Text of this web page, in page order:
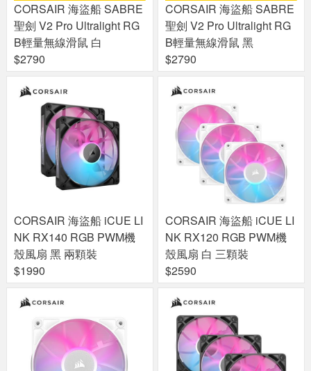
CORSAIR 海盜船 SABRE
聖劍 V2 Pro Ultralight RG
B輕量無線滑鼠 白
$2790
CORSAIR 海盜船 SABRE
聖劍 V2 Pro Ultralight RG
B輕量無線滑鼠 黑
$2790
CORSAIR 海盜船 iCUE LI
NK RX140 RGB PWM機
殼風扇 黑 兩顆裝
$1990
CORSAIR 海盜船 iCUE LI
NK RX120 RGB PWM機
殼風扇 白 三顆裝
$2590